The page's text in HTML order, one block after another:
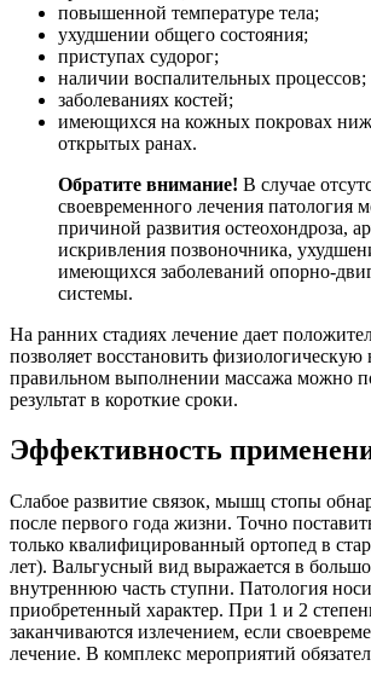
повышенной температуре тела;
ухудшении общего состояния;
приступах судорог;
наличии воспалительных процессов;
заболеваниях костей;
имеющихся на кожных покровах
открытых ранах.
Обратите внимание! В случае
своевременного лечения патология
причиной развития остеохондроза,
искривления позвоночника,
имеющихся заболеваний опорно-
системы.
На ранних стадиях лечение дает
позволяет восстановить
правильном выполнении массажа можно
результат в короткие сроки.
Эффективность
Слабое развитие связок, мышц стопы
после первого года жизни. Точно
только квалифицированный ортопед в
лет). Вальгусный вид выражается в
внутреннюю часть ступни. Патология
приобретенный характер. При 1 и 2
заканчиваются излечением, если
лечение. В комплекс мероприятий